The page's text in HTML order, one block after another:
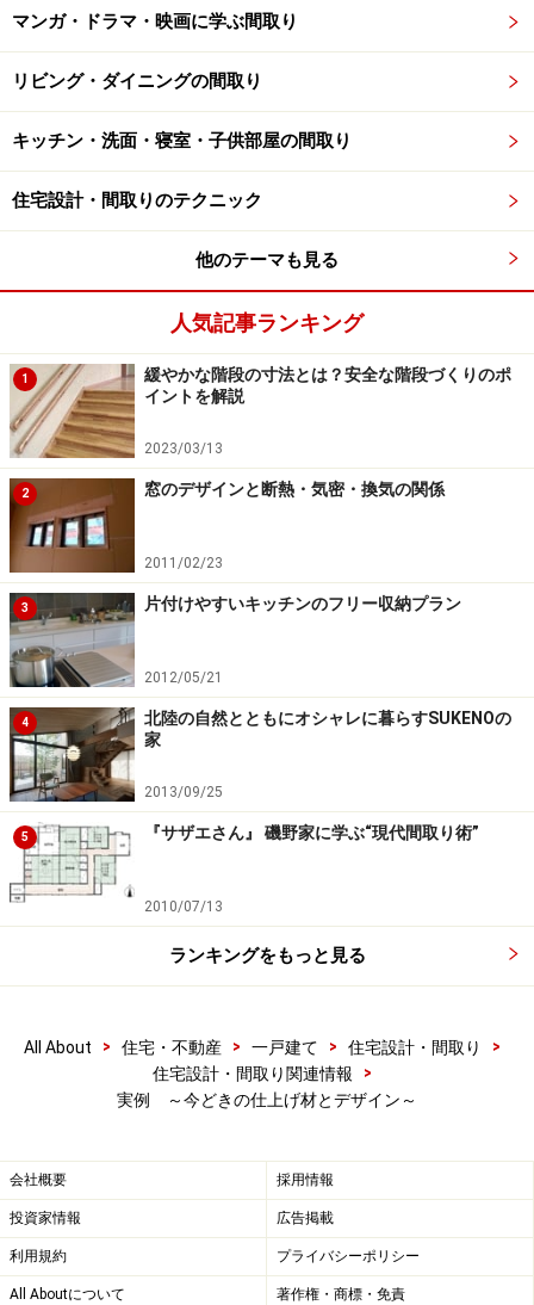
マンガ・ドラマ・映画に学ぶ間取り
リビング・ダイニングの間取り
キッチン・洗面・寝室・子供部屋の間取り
住宅設計・間取りのテクニック
他のテーマも見る
人気記事ランキング
1
緩やかな階段の寸法とは？安全な階段づくりのポ
イントを解説
2023/03/13
2 窓のデザインと断熱・気密・換気の関係
2011/02/23
3 片付けやすいキッチンのフリー収納プラン
2012/05/21
4
北陸の自然とともにオシャレに暮らすSUKENOの
家
2013/09/25
5 『サザエさん』 磯野家に学ぶ“現代間取り術”
2010/07/13
ランキングをもっと見る
All About > 住宅・不動産 > 一戸建て > 住宅設計・間取り
>
住宅設計・間取り関連情報
>
実例 ～今どきの仕上げ材とデザイン～
会社概要 採用情報
投資家情報 広告掲載
利用規約 プライバシーポリシー
All Aboutについて 著作権・商標・免責